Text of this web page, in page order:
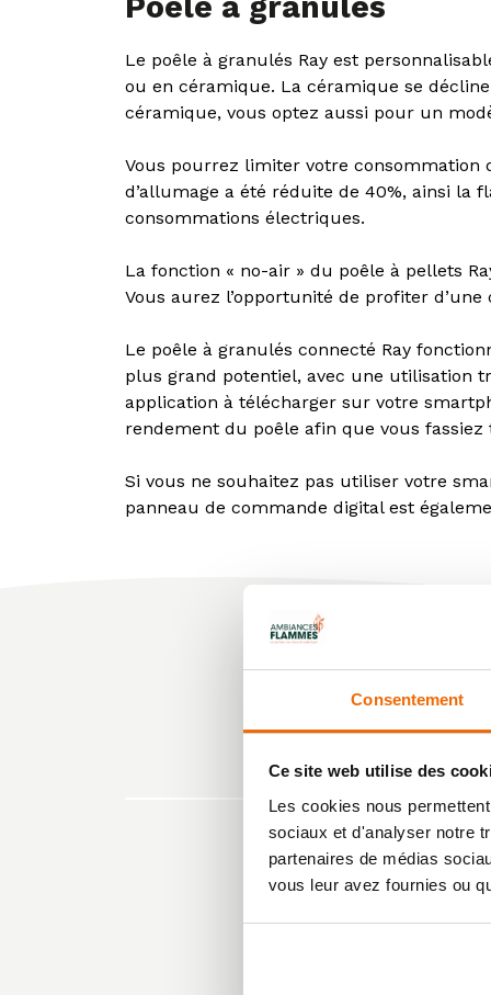
Consentement
Ce site web utilise des
Les cookies nous
sociaux et d'analyser notre
partenaires de médias
vous leur avez fournies ou
Le poêle à granulés Ray est
ou en céramique. La céramique se
céramique, vous optez aussi pour un
Vous pourrez limiter votre consommation
d’allumage a été réduite de 40%, ainsi la
consommations électriques.
La fonction « no-air » du poêle à pellets
Vous aurez l’opportunité de profiter
Le poêle à granulés connecté Ray
plus grand potentiel, avec une utilisation
application à télécharger sur votre
rendement du poêle afin que vous fassiez
Si vous ne souhaitez pas utiliser votre
panneau de commande digital est